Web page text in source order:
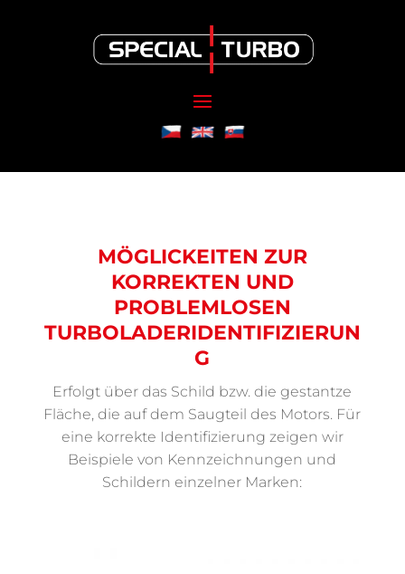
MÖGLICKEITEN ZUR
KORREKTEN UND
PROBLEMLOSEN
TURBOLADERIDENTIFIZIERUN
G
Erfolgt über das Schild bzw. die gestantze
Fläche, die auf dem Saugteil des Motors. Für
eine korrekte Identifizierung zeigen wir
Beispiele von Kennzeichnungen und
Schildern einzelner Marken: